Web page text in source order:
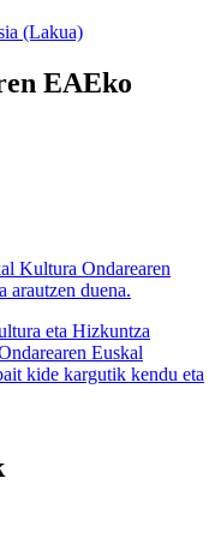
(Lakua)
EAEko
Kultura Ondarearen
duena.
eta Hizkuntza
Euskal
kide kargutik kendu eta